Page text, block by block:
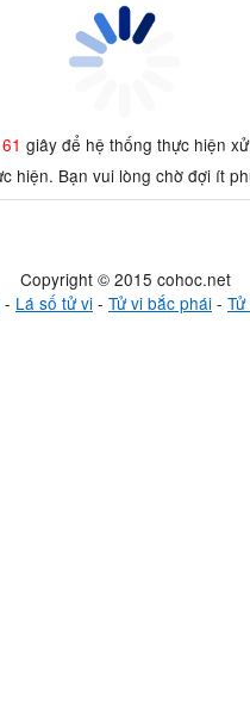
61 giây để hệ thống thực hiện
hiện. Bạn vui lòng chờ đợi ít
Copyright © 2015 cohoc.net
- Lá số tử vi - Tử vi bắc phái -